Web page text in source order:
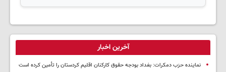
آخرین اخبار
نماینده حزب دمکرات: بغداد بودجه حقوق کارکنان اقلیم کردستان را تأمین کرده است